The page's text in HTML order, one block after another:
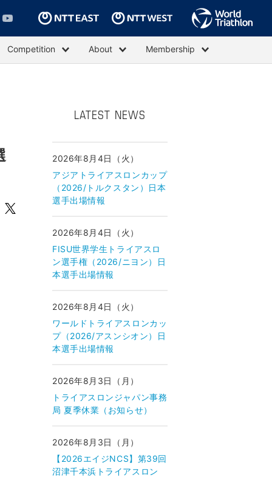
Competition About Membership
LATEST NEWS
2026年8月4日（火）
アジアトライアスロンカップ
（2026/トルクスタン）日本
選手出場情報
2026年8月4日（火）
FISU世界学生トライアスロ
ン選手権（2026/ニヨン）日
本選手出場情報
2026年8月4日（火）
ワールドトライアスロンカッ
プ（2026/アスンシオン）日
本選手出場情報
2026年8月3日（月）
トライアスロンジャパン事務
局 夏季休業（お知らせ）
2026年8月3日（月）
【2026エイジNCS】第39回
沼津千本浜トライアスロン